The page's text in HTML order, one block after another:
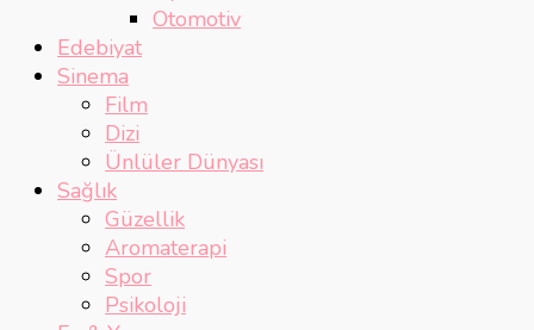
Otomotiv
Edebiyat
Sinema
Film
Dizi
Ünlüler Dünyası
Sağlık
Güzellik
Aromaterapi
Spor
Psikoloji